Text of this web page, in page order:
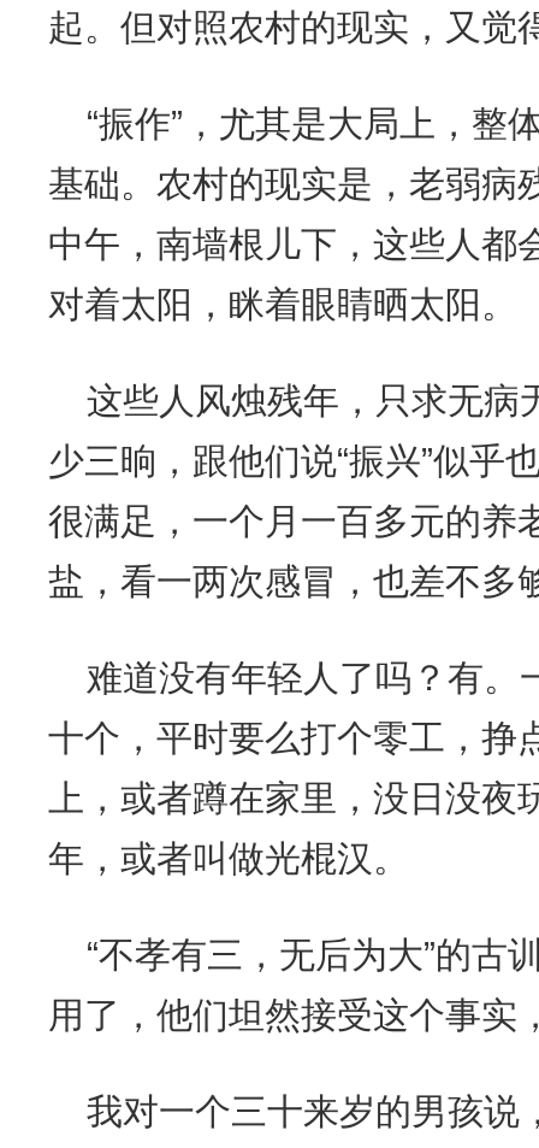
起。但对照农村的现实，又觉
“振作”，尤其是大局上，整
基础。农村的现实是，老弱病
中午，南墙根儿下，这些人都
对着太阳，眯着眼睛晒太阳。
这些人风烛残年，只求无病
少三晌，跟他们说“振兴”似乎
很满足，一个月一百多元的养
盐，看一两次感冒，也差不多
难道没有年轻人了吗？有。
十个，平时要么打个零工，挣
上，或者蹲在家里，没日没
年，或者叫做光棍汉。
“不孝有三，无后为大”的古
用了，他们坦然接受这个事实
我对一个三十来岁的男孩说